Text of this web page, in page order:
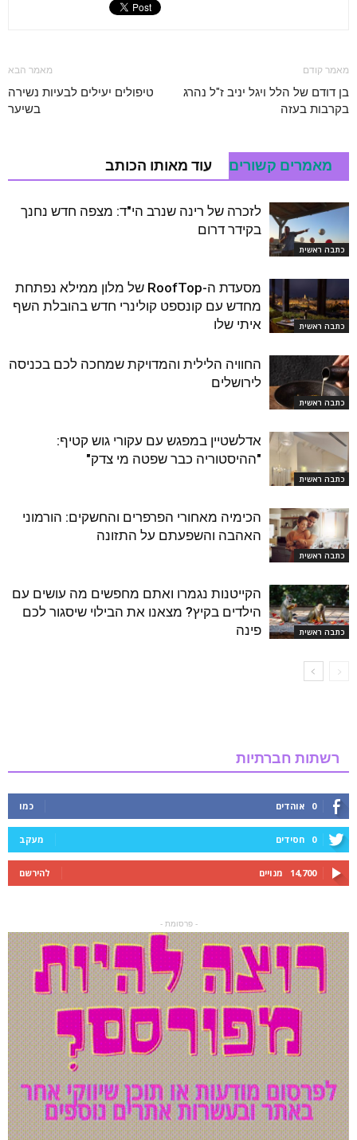
מאמר קודם
בן דודם של הלל ויגל יניב ז"ל נהרג
בקרבות בעזה
מאמר הבא
טיפולים יעילים לבעיות נשירה
בשיער
מאמרים קשורים עוד מאותו הכותב
כתבה ראשית
לזכרה של רינה שנרב הי"ד: מצפה חדש נחנך
בקידר דרום
כתבה ראשית
מסעדת ה-RoofTop של מלון ממילא נפתחת
מחדש עם קונספט קולינרי חדש בהובלת השף
איתי שלו
כתבה ראשית
החוויה הלילית והמדויקת שמחכה לכם בכניסה
לירושלים
כתבה ראשית
אדלשטיין במפגש עם עקורי גוש קטיף:
"ההיסטוריה כבר שפטה מי צדק"
כתבה ראשית
הכימיה מאחורי הפרפרים והחשקים: הורמוני
האהבה והשפעתם על התזונה
כתבה ראשית
הקייטנות נגמרו ואתם מחפשים מה עושים עם
הילדים בקיץ? מצאנו את הבילוי שיסגור לכם
פינה
רשתות חברתיות
0 אוהדים כמו
0 חסידים מעקב
14,700 מנויים להירשם
- פרסומת -